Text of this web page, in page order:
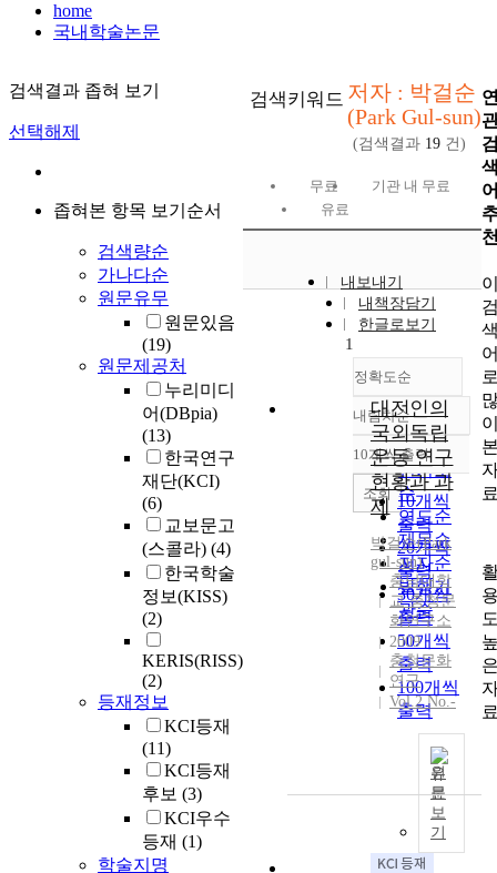
home
국내학술논문
검색결과 좁혀 보기
선택해제
좁혀본 항목 보기순서
검색량순
가나다순
원문유무
원문있음
(19)
원문제공처
누리미디
어(DBpia)
(13)
한국연구
재단(KCI)
(6)
교보문고
(스콜라) (4)
한국학술
정보(KISS)
(2)
KERIS(RISS)
(2)
등재정보
KCI등재
(11)
KCI등재
후보 (3)
KCI우수
등재 (1)
학술지명
검색키워드 저자 : 박걸순
(Park Gul-sun)
(검색결과 19 건)
무료
기관 내 무료
유료
내보내기
내책장담기
한글로보기
정확도순
정확도
순
인기도
순
연도순
제목순
저자순
발행기
관순
내림차순
내림차순
10개씩 출력
10개씩
출력
20개씩
출력
30개씩
출력
50개씩
출력
100개씩
출력
조회
1
대전인의
국외독립
운동 연구
현황과 과
제
박걸순(Park
gul-sun)
충남대학
교 충청문
화연구소
2009
충청문화
연구
Vol.2 No.-
원
문
보
기